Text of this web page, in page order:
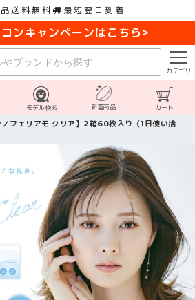
送料無料 最短翌日到着
ンキャンペーンはこちら>
カテゴリ
モデル検索 新着商品 カート
ェリアモ クリア】2箱60枚入り（1日使い捨